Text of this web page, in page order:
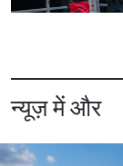
न्यूज़ में और